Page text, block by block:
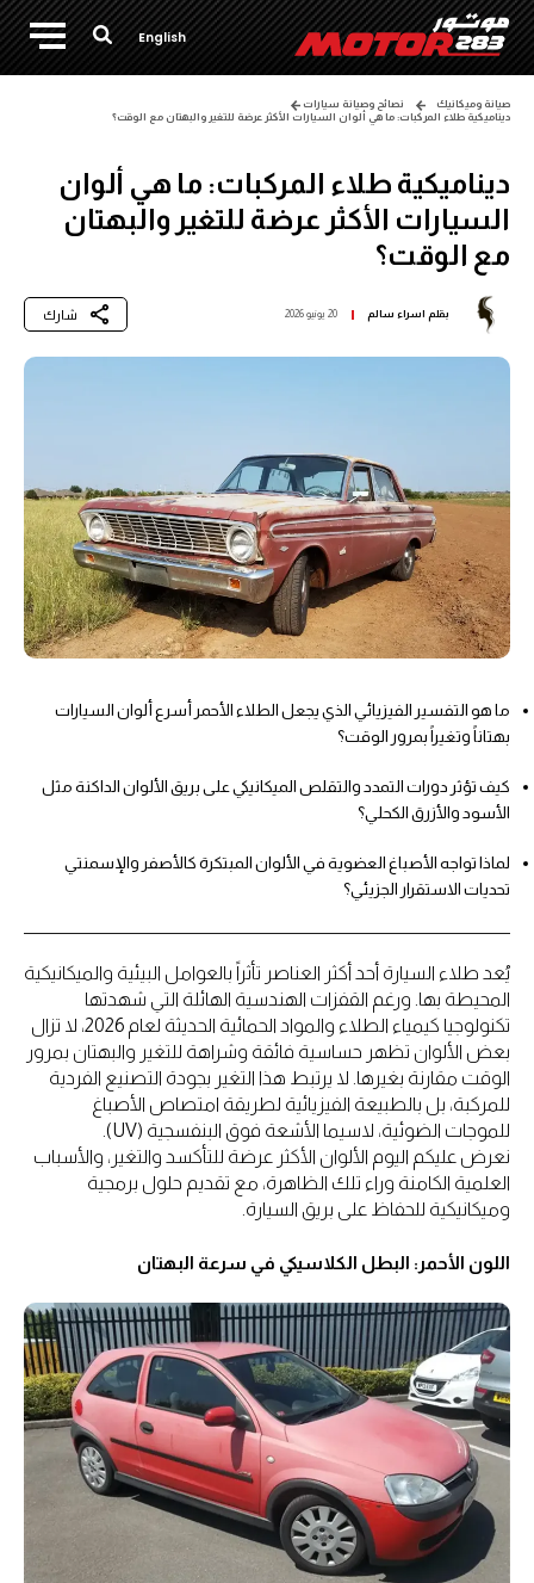
English
صيانة وميكانيك
نصائح وصيانة سيارات
ديناميكية طلاء المركبات: ما هي ألوان السيارات الأكثر عرضة للتغير والبهتان مع الوقت؟
ديناميكية طلاء المركبات: ما هي ألوان
السيارات الأكثر عرضة للتغير والبهتان
مع الوقت؟
بقلم اسراء سالم 20 يونيو 2026 شارك
ما هو التفسير الفيزيائي الذي يجعل الطلاء الأحمر أسرع ألوان السيارات
بهتاناً وتغيراً بمرور الوقت؟
كيف تؤثر دورات التمدد والتقلص الميكانيكي على بريق الألوان الداكنة مثل
الأسود والأزرق الكحلي؟
لماذا تواجه الأصباغ العضوية في الألوان المبتكرة كالأصفر والإسمنتي
تحديات الاستقرار الجزيئي؟
يُعد طلاء السيارة أحد أكثر العناصر تأثراً بالعوامل البيئية والميكانيكية
المحيطة بها. ورغم القفزات الهندسية الهائلة التي شهدتها
تكنولوجيا كيمياء الطلاء والمواد الحمائية الحديثة لعام 2026، لا تزال
بعض الألوان تظهر حساسية فائقة وشراهة للتغير والبهتان بمرور
الوقت مقارنة بغيرها. لا يرتبط هذا التغير بجودة التصنيع الفردية
للمركبة، بل بالطبيعة الفيزيائية لطريقة امتصاص الأصباغ
للموجات الضوئية، لاسيما الأشعة فوق البنفسجية (UV).
نعرض عليكم اليوم الألوان الأكثر عرضة للتأكسد والتغير، والأسباب
العلمية الكامنة وراء تلك الظاهرة، مع تقديم حلول برمجية
وميكانيكية للحفاظ على بريق السيارة.
اللون الأحمر: البطل الكلاسيكي في سرعة البهتان